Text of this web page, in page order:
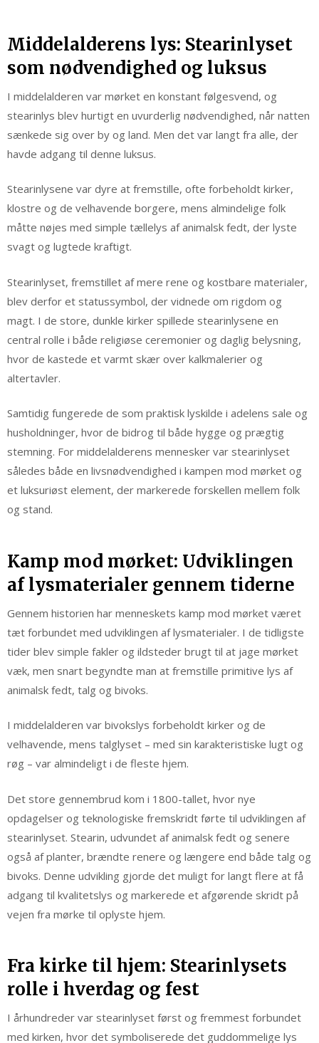
Middelalderens lys: Stearinlyset
som nødvendighed og luksus
I middelalderen var mørket en konstant følgesvend, og
stearinlys blev hurtigt en uvurderlig nødvendighed, når natten
sænkede sig over by og land. Men det var langt fra alle, der
havde adgang til denne luksus.
Stearinlysene var dyre at fremstille, ofte forbeholdt kirker,
klostre og de velhavende borgere, mens almindelige folk
måtte nøjes med simple tællelys af animalsk fedt, der lyste
svagt og lugtede kraftigt.
Stearinlyset, fremstillet af mere rene og kostbare materialer,
blev derfor et statussymbol, der vidnede om rigdom og
magt. I de store, dunkle kirker spillede stearinlysene en
central rolle i både religiøse ceremonier og daglig belysning,
hvor de kastede et varmt skær over kalkmalerier og
altertavler.
Samtidig fungerede de som praktisk lyskilde i adelens sale og
husholdninger, hvor de bidrog til både hygge og prægtig
stemning. For middelalderens mennesker var stearinlyset
således både en livsnødvendighed i kampen mod mørket og
et luksuriøst element, der markerede forskellen mellem folk
og stand.
Kamp mod mørket: Udviklingen
af lysmaterialer gennem tiderne
Gennem historien har menneskets kamp mod mørket været
tæt forbundet med udviklingen af lysmaterialer. I de tidligste
tider blev simple fakler og ildsteder brugt til at jage mørket
væk, men snart begyndte man at fremstille primitive lys af
animalsk fedt, talg og bivoks.
I middelalderen var bivokslys forbeholdt kirker og de
velhavende, mens talglyset – med sin karakteristiske lugt og
røg – var almindeligt i de fleste hjem.
Det store gennembrud kom i 1800-tallet, hvor nye
opdagelser og teknologiske fremskridt førte til udviklingen af
stearinlyset. Stearin, udvundet af animalsk fedt og senere
også af planter, brændte renere og længere end både talg og
bivoks. Denne udvikling gjorde det muligt for langt flere at få
adgang til kvalitetslys og markerede et afgørende skridt på
vejen fra mørke til oplyste hjem.
Fra kirke til hjem: Stearinlysets
rolle i hverdag og fest
I århundreder var stearinlyset først og fremmest forbundet
med kirken, hvor det symboliserede det guddommelige lys